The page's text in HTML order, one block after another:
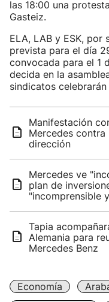
las 18:00 una
Gasteiz.
ELA, LAB y ESK, por
prevista para el día
convocada para el 1
decida en la
sindicatos
Manifestación
Mercedes
dirección
Mercedes ve
plan de
"incomprensible
Tapia
Alemania para
Mercedes Benz
Economía